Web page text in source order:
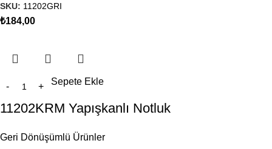
SKU: 11202GRI
₺184,00
Sepete Ekle
11202KRM Yapışkanlı Notluk
Geri Dönüşümlü Ürünler